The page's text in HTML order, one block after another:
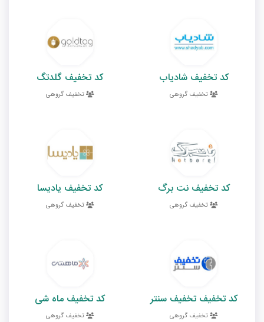
کد تخفیف شادیاب
تخفیف گروهی
کد تخفیف گلدتگ
تخفیف گروهی
کد تخفیف نت برگ
تخفیف گروهی
کد تخفیف یادیسا
تخفیف گروهی
کد تخفیف تخفیف سنتر
تخفیف گروهی
کد تخفیف ماه شی
تخفیف گروهی